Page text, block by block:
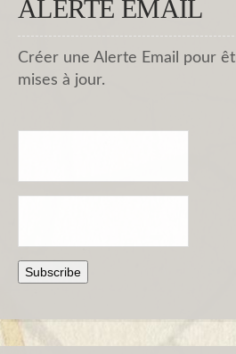
ALERTE EMAIL
Créer une Alerte Email pour
mises à jour.